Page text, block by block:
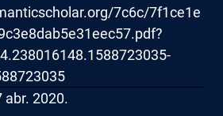
7c6c/7f1ce1e
abr. 2020.